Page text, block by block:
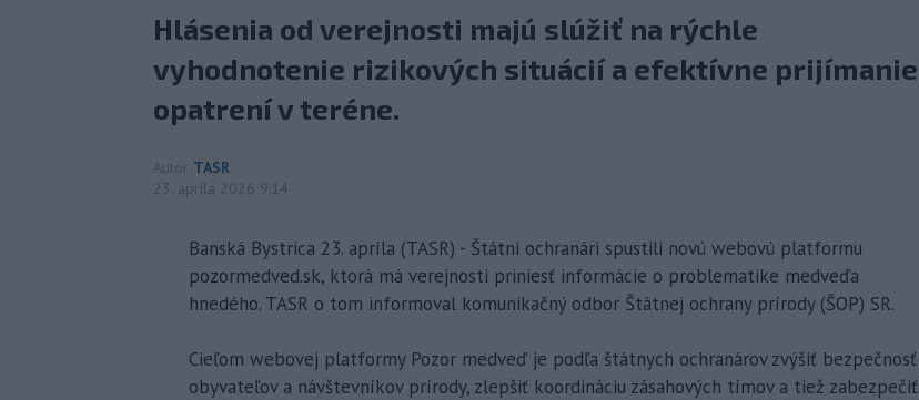
Hlásenia od verejnosti majú slúžiť na rýchle
vyhodnotenie rizikových situácií a efektívne prijímanie
opatrení v teréne.
Autor TASR
23. apríla 2026 9:14
Banská Bystrica 23. apríla (TASR) - Štátni ochranári spustili novú webovú platformu
pozormedved.sk, ktorá má verejnosti priniesť informácie o problematike medveďa
hnedého. TASR o tom informoval komunikačný odbor Štátnej ochrany prírody (ŠOP) SR.
Cieľom webovej platformy Pozor medveď je podľa štátnych ochranárov zvýšiť bezpečnosť
obyvateľov a návštevníkov prírody, zlepšiť koordináciu zásahových tímov a tiež zabezpečiť